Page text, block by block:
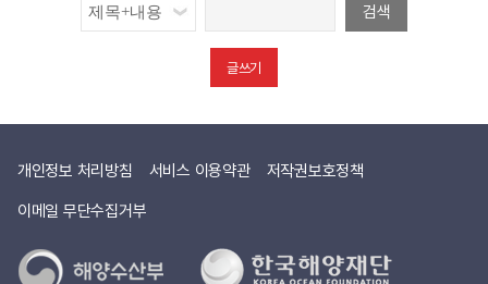
검색
글쓰기
개인정보 처리방침 서비스 이용약관
저작권보호정책
이메일 무단수집거부